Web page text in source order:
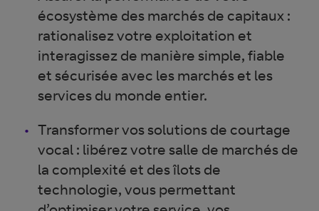
écosystème des marchés de capitaux :
rationalisez votre exploitation et
interagissez de manière simple, fiable
et sécurisée avec les marchés et les
services du monde entier.
Transformer vos solutions de courtage
vocal : libérez votre salle de marchés de
la complexité et des îlots de
technologie, vous permettant